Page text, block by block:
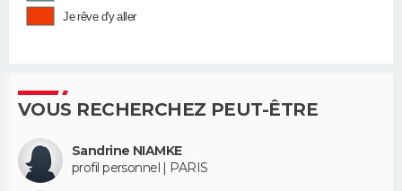
Je rêve d'y aller
VOUS RECHERCHEZ PEUT-ÊTRE
Sandrine NIAMKE
profil personnel | PARIS